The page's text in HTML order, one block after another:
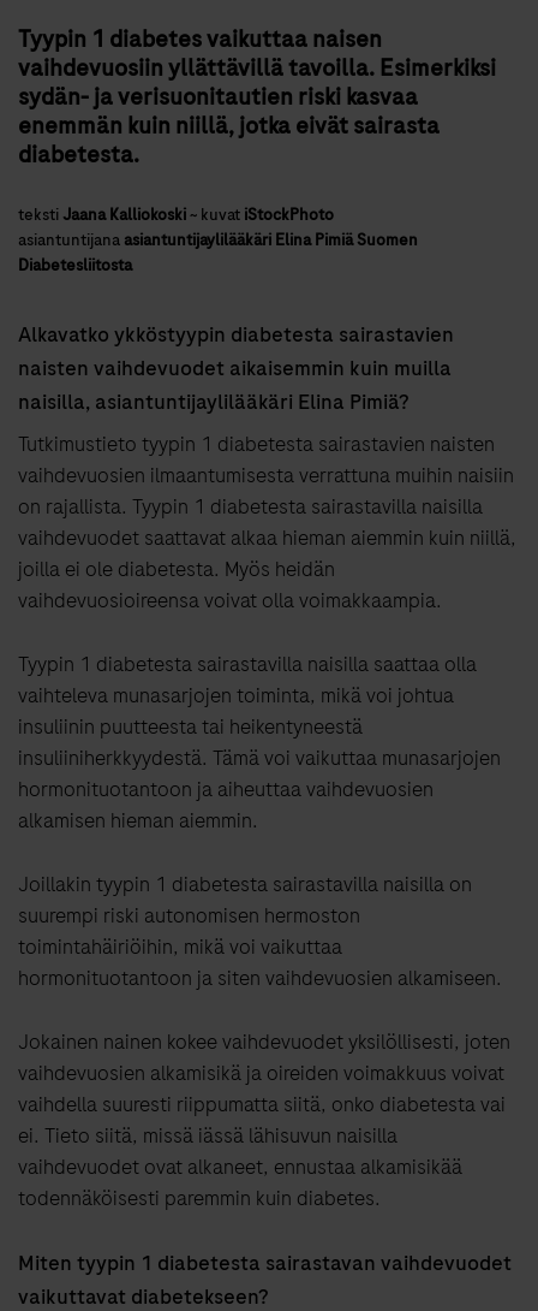
Tyypin 1 diabetes vaikuttaa naisen
vaihdevuosiin yllättävillä tavoilla. Esimerkiksi
sydän- ja verisuonitautien riski kasvaa
enemmän kuin niillä, jotka eivät sairasta
diabetesta.
teksti Jaana Kalliokoski~ kuvat iStockPhoto
asiantuntijana asiantuntijaylilääkäri Elina Pimiä Suomen
Diabetesliitosta
Alkavatko ykköstyypin diabetesta sairastavien
naisten vaihdevuodet aikaisemmin kuin muilla
naisilla, asiantuntijaylilääkäri Elina Pimiä?
Tutkimustieto tyypin 1 diabetesta sairastavien naisten
vaihdevuosien ilmaantumisesta verrattuna muihin naisiin
on rajallista. Tyypin 1 diabetesta sairastavilla naisilla
vaihdevuodet saattavat alkaa hieman aiemmin kuin niillä,
joilla ei ole diabetesta. Myös heidän
vaihdevuosioireensa voivat olla voimakkaampia.
Tyypin 1 diabetesta sairastavilla naisilla saattaa olla
vaihteleva munasarjojen toiminta, mikä voi johtua
insuliinin puutteesta tai heikentyneestä
insuliiniherkkyydestä. Tämä voi vaikuttaa munasarjojen
hormonituotantoon ja aiheuttaa vaihdevuosien
alkamisen hieman aiemmin.
Joillakin tyypin 1 diabetesta sairastavilla naisilla on
suurempi riski autonomisen hermoston
toimintahäiriöihin, mikä voi vaikuttaa
hormonituotantoon ja siten vaihdevuosien alkamiseen.
Jokainen nainen kokee vaihdevuodet yksilöllisesti, joten
vaihdevuosien alkamisikä ja oireiden voimakkuus voivat
vaihdella suuresti riippumatta siitä, onko diabetesta vai
ei. Tieto siitä, missä iässä lähisuvun naisilla
vaihdevuodet ovat alkaneet, ennustaa alkamisikää
todennäköisesti paremmin kuin diabetes.
Miten tyypin 1 diabetesta sairastavan vaihdevuodet
vaikuttavat diabetekseen?